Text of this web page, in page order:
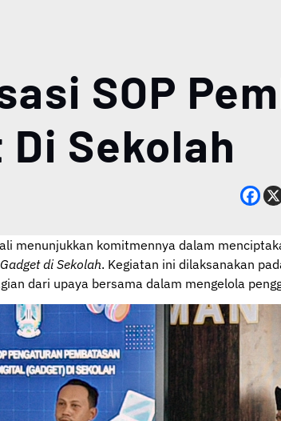
SOP
Di Sekolah
menunjukkan komitmennya dalam
di Sekolah. Kegiatan ini dilaksanakan
dari upaya bersama dalam mengelola